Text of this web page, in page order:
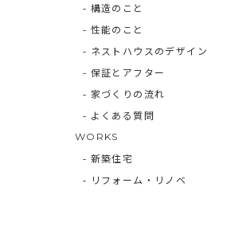
- 構造のこと
- 性能のこと
- ネストハウスのデザイン
- 保証とアフター
- 家づくりの流れ
- よくある質問
WORKS
- 新築住宅
- リフォーム・リノベ